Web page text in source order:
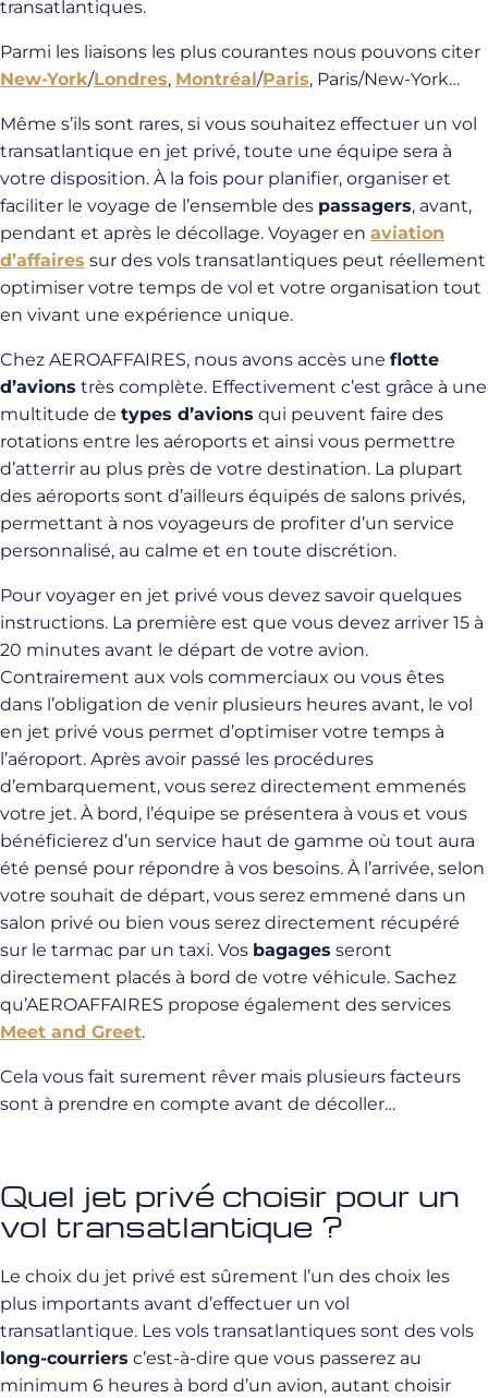
transatlantiques.
Parmi les liaisons les plus courantes nous pouvons citer
New-York/Londres, Montréal/Paris, Paris/New-York…
Même s’ils sont rares, si vous souhaitez effectuer un vol
transatlantique en jet privé, toute une équipe sera à
votre disposition. À la fois pour planifier, organiser et
faciliter le voyage de l’ensemble des passagers, avant,
pendant et après le décollage. Voyager en aviation
d’affaires sur des vols transatlantiques peut réellement
optimiser votre temps de vol et votre organisation tout
en vivant une expérience unique.
Chez AEROAFFAIRES, nous avons accès une flotte
d’avions très complète. Effectivement c’est grâce à une
multitude de types d’avions qui peuvent faire des
rotations entre les aéroports et ainsi vous permettre
d’atterrir au plus près de votre destination. La plupart
des aéroports sont d’ailleurs équipés de salons privés,
permettant à nos voyageurs de profiter d’un service
personnalisé, au calme et en toute discrétion.
Pour voyager en jet privé vous devez savoir quelques
instructions. La première est que vous devez arriver 15 à
20 minutes avant le départ de votre avion.
Contrairement aux vols commerciaux ou vous êtes
dans l’obligation de venir plusieurs heures avant, le vol
en jet privé vous permet d’optimiser votre temps à
l’aéroport. Après avoir passé les procédures
d’embarquement, vous serez directement emmenés
votre jet. À bord, l’équipe se présentera à vous et vous
bénéficierez d’un service haut de gamme où tout aura
été pensé pour répondre à vos besoins. À l’arrivée, selon
votre souhait de départ, vous serez emmené dans un
salon privé ou bien vous serez directement récupéré
sur le tarmac par un taxi. Vos bagages seront
directement placés à bord de votre véhicule. Sachez
qu’AEROAFFAIRES propose également des services
Meet and Greet.
Cela vous fait surement rêver mais plusieurs facteurs
sont à prendre en compte avant de décoller…
Quel jet privé choisir pour un
vol transatlantique ?
Le choix du jet privé est sûrement l’un des choix les
plus importants avant d’effectuer un vol
transatlantique. Les vols transatlantiques sont des vols
long-courriers c’est-à-dire que vous passerez au
minimum 6 heures à bord d’un avion, autant choisir